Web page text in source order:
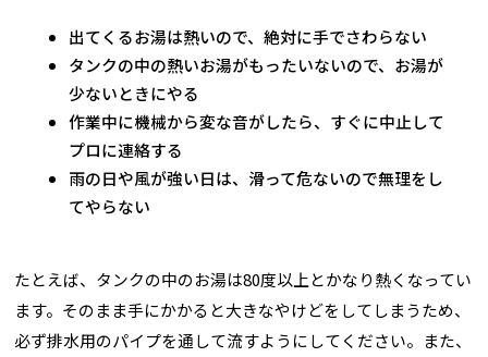
出てくるお湯は熱いので、絶対に手でさわらない
タンクの中の熱いお湯がもったいないので、お湯が
少ないときにやる
作業中に機械から変な音がしたら、すぐに中止して
プロに連絡する
雨の日や風が強い日は、滑って危ないので無理をし
てやらない
たとえば、タンクの中のお湯は80度以上とかなり熱くなってい
ます。そのまま手にかかると大きなやけどをしてしまうため、
必ず排水用のパイプを通して流すようにしてください。また、